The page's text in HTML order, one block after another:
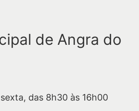
de Angra do
das 8h30 às 16h00